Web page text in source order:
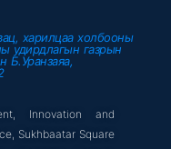
харилцаа холбооны
удирдлагын газрын
Б.Уранзаяа,
Innovation and
Sukhbaatar Square